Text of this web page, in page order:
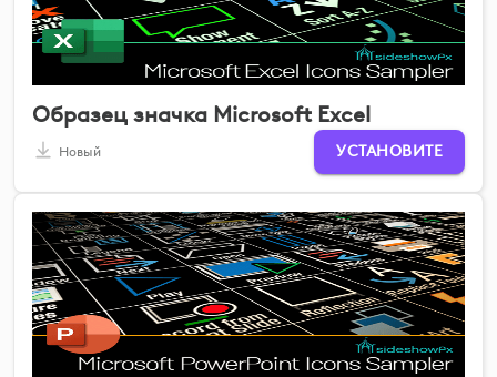
Образец значка Microsoft Excel
Новый УСТАНОВИТЕ